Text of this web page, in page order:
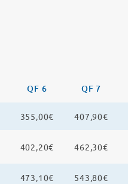
QF 6 QF 7
355,00€ 407,90€
402,20€ 462,30€
473,10€ 543,80€